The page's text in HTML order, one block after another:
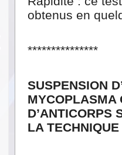
obtenus en
***************
SUSPENSION
MYCOPLASMA
D’ANTICORPS
LA